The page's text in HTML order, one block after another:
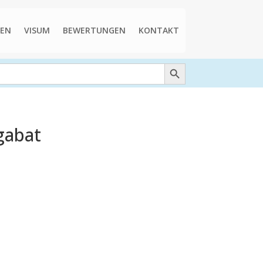
VISUM BEWERTUNGEN KONTAKT
Search Button